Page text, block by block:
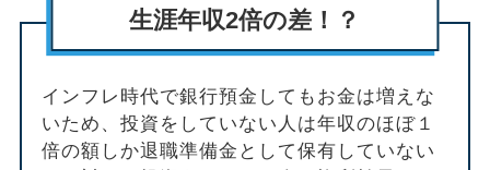
生涯年収2倍の差！？
インフレ時代で銀行預金してもお金は増えな
いため、投資をしていない人は年収のほぼ１
倍の額しか退職準備金として保有していない